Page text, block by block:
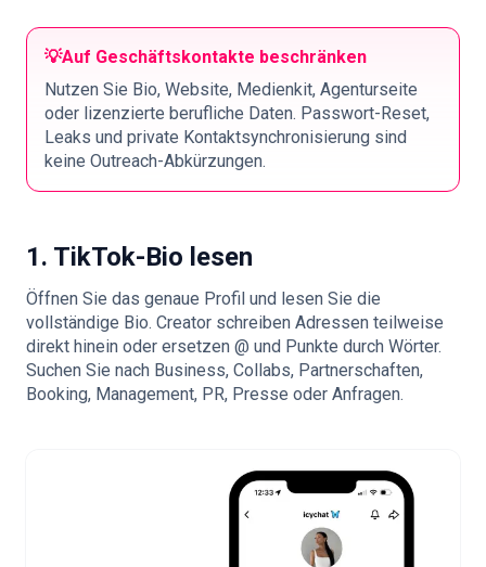
💡Auf Geschäftskontakte beschränken
Nutzen Sie Bio, Website, Medienkit, Agenturseite
oder lizenzierte berufliche Daten. Passwort-Reset,
Leaks und private Kontaktsynchronisierung sind
keine Outreach-Abkürzungen.
1. TikTok-Bio lesen
Öffnen Sie das genaue Profil und lesen Sie die
vollständige Bio. Creator schreiben Adressen teilweise
direkt hinein oder ersetzen @ und Punkte durch Wörter.
Suchen Sie nach Business, Collabs, Partnerschaften,
Booking, Management, PR, Presse oder Anfragen.